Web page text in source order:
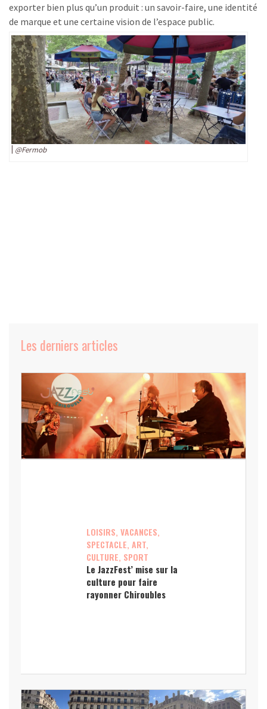
exporter bien plus qu’un produit : un savoir-faire, une identité
de marque et une certaine vision de l’espace public.
@Fermob
Les derniers articles
LOISIRS, VACANCES,
SPECTACLE, ART,
CULTURE, SPORT
Le JazzFest’ mise sur la
culture pour faire
rayonner Chiroubles